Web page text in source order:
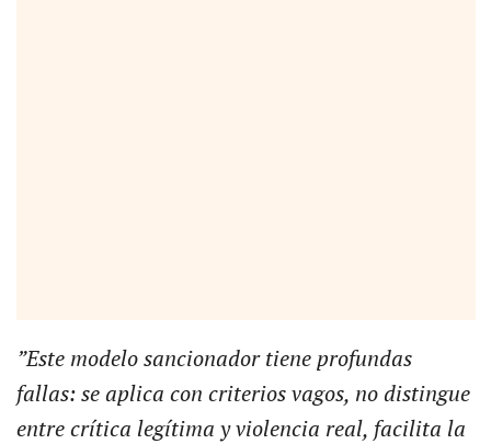
”Este modelo sancionador tiene profundas
fallas: se aplica con criterios vagos, no distingue
entre crítica legítima y violencia real, facilita la